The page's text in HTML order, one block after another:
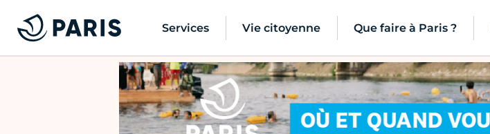
Services Vie citoyenne Que faire à Paris ?